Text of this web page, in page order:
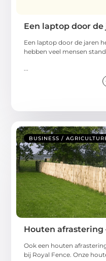
Een laptop door de
Een laptop door de jaren
hebben veel mensen
BUSINESS /
Houten afrastering
Ook een houten
bij Royal Fence. Onze